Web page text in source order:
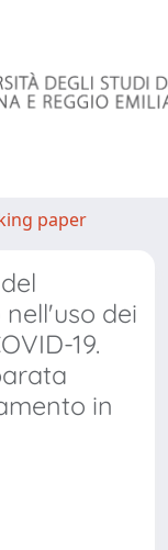
paper
nell'uso dei
19.
in